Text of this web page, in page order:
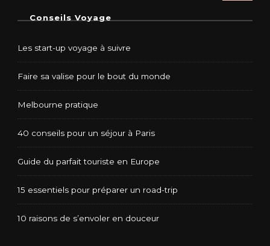
Conseils Voyage
Les start-up voyage à suivre
Faire sa valise pour le bout du monde
Melbourne pratique
40 conseils pour un séjour à Paris
Guide du parfait touriste en Europe
15 essentiels pour préparer un road-trip
10 raisons de s’envoler en douceur